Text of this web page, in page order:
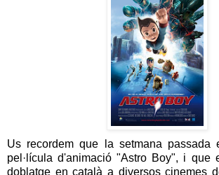
Us recordem que la setmana passada
pel·lícula d'animació "Astro Boy", i que
doblatge en català a diversos cinemes